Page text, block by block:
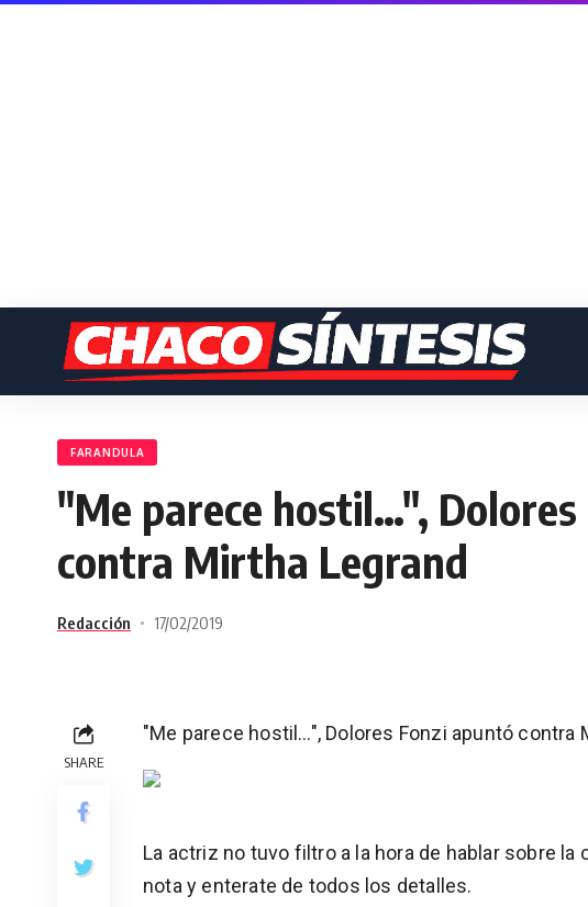
FARANDULA
"Me parece hostil…",
contra Mirtha Legrand
Redacción 17/02/2019
SHARE
"Me parece hostil…", Dolores Fonzi apuntó contra
La actriz no tuvo filtro a la hora de hablar sobre la
nota y enterate de todos los detalles.